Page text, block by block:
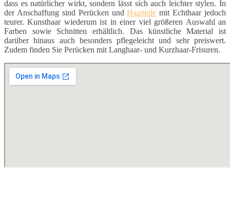
dass es natürlicher wirkt, sondern lässt sich auch leichter stylen. In
der Anschaffung sind Perücken undHaarteile mit Echthaar jedoch
teurer. Kunsthaar wiederum ist in einer viel größeren Auswahl an
Farben sowie Schnitten erhältlich. Das künstliche Material ist
darüber hinaus auch besonders pflegeleicht und sehr preiswert.
Zudem finden Sie Perücken mit Langhaar- und Kurzhaar-Frisuren.